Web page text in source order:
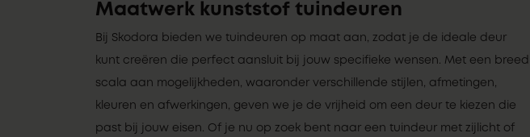
Maatwerk kunststof tuindeuren
Bij Skodora bieden we tuindeuren op maat aan, zodat je de ideale deur
kunt creëren die perfect aansluit bij jouw specifieke wensen. Met een breed
scala aan mogelijkheden, waaronder verschillende stijlen, afmetingen,
kleuren en afwerkingen, geven we je de vrijheid om een deur te kiezen die
past bij jouw eisen. Of je nu op zoek bent naar een tuindeur met zijlicht of